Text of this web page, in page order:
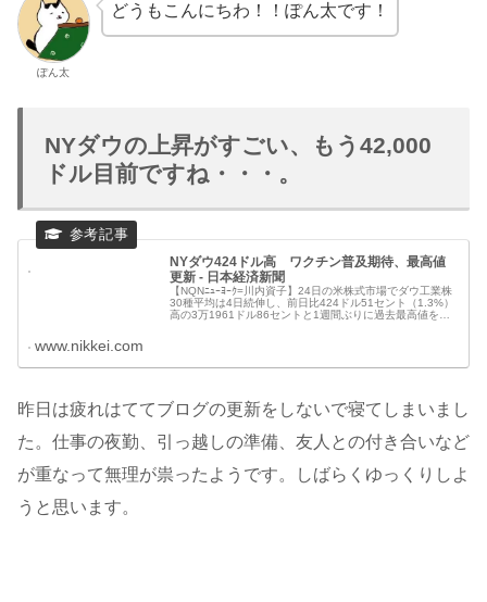
ぽん太
どうもこんにちわ！！ぽん太です！
NYダウの上昇がすごい、もう42,000
ドル目前ですね・・・。
NYダウ424ドル高 ワクチン普及期待、最高値
更新 - 日本経済新聞
【NQNﾆｭｰﾖｰｸ=川内資子】24日の米株式市場でダウ工業株
30種平均は4日続伸し、前日比424ドル51セント（1.3%）
高の3万1961ドル86セントと1週間ぶりに過去最高値を更
www.nikkei.com
昨日は疲れはててブログの更新をしないで寝てしまいまし
た。仕事の夜勤、引っ越しの準備、友人との付き合いなど
が重なって無理が祟ったようです。しばらくゆっくりしよ
うと思います。